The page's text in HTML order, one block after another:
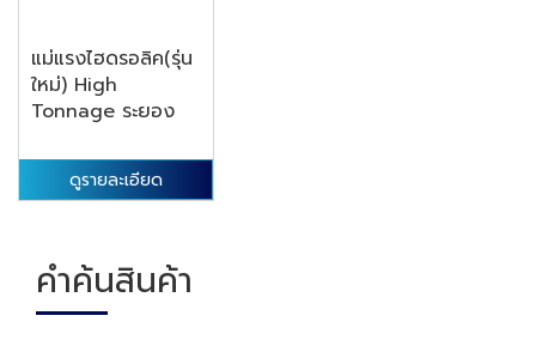
แม่แรงไฮดรอลิค(รุ่น
ใหม่) High
Tonnage ระยอง
ดูรายละเอียด
คำค้นสินค้า